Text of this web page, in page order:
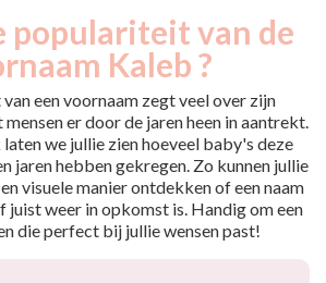
populariteit van de
Kaleb ?
een voornaam zegt veel over zijn
er door de jaren heen in aantrekt.
we jullie zien hoeveel baby's deze
jaren hebben gekregen. Zo kunnen jullie
visuele manier ontdekken of een naam
juist weer in opkomst is. Handig om een
die perfect bij jullie wensen past!